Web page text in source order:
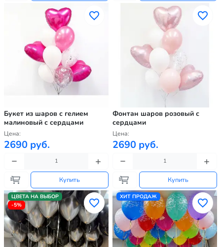
Букет из шаров с гелием
малиновый с сердцами
Цена:
2690 руб.
Купить
Фонтан шаров розовый с
сердцами
Цена:
2690 руб.
Купить
ЦВЕТА НА ВЫБОР
-5%
ХИТ ПРОДАЖ